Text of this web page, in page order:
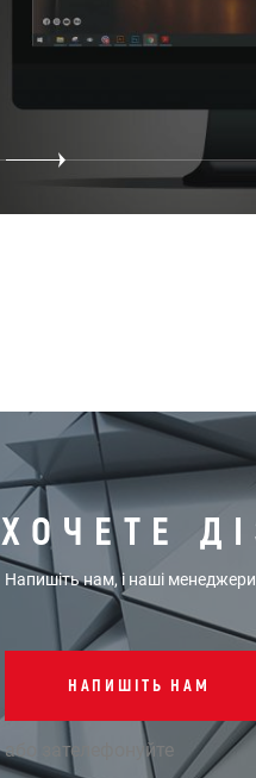
ХОЧЕТЕ
Напишіть нам, і наші
НАПИШІТЬ НАМ
або зателефонуйте